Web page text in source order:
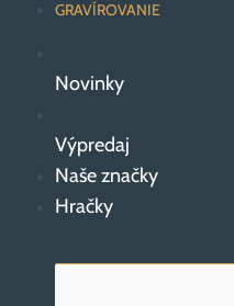
GRAVÍROVANIE
Novinky
Výpredaj
Naše značky
Hračky